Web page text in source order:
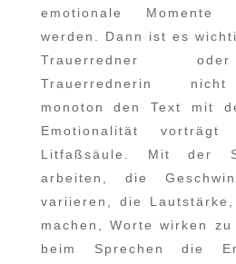
emotionale Momente
werden. Dann ist es
Trauerredner
Trauerrednerin
monoton den Text mit
Emotionalität
Litfaßsäule. Mit der
arbeiten, die
variieren, die Lautstärke,
machen, Worte wirken zu
beim Sprechen die